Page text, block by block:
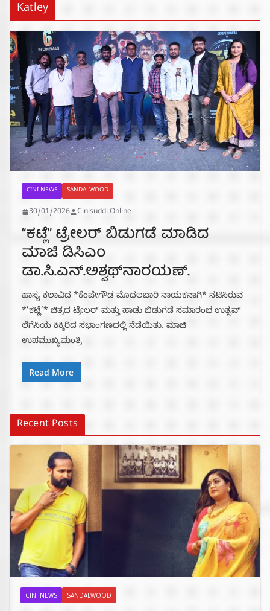
Katley
CINI NEWS SANDALWOOD
30/01/2026 Cinisuddi Online
“ಕಟ್ಲೆ” ಟ್ರೇಲರ್ ಬಿಡುಗಡೆ ಮಾಡಿದ
ಮಾಜಿ ಡಿಸಿಎಂ
ಡಾ.ಸಿ.ಎನ್.ಅಶ್ವಥ್‌ನಾರಯಣ್.
ಹಾಸ್ಯ ಕಲಾವಿದ *ಕೆಂಪೇಗೌಡ ಮೊದಲಬಾರಿ ನಾಯಕನಾಗಿ* ನಟಿಸಿರುವ
*’ಕಟ್ಲೆ’* ಚಿತ್ರದ ಟ್ರೇಲರ್ ಮತ್ತು ಹಾಡು ಬಿಡುಗಡೆ ಸಮಾರಂಭ ಉತ್ಸವ್
ಲೆಗೆಸಿಯ ಕಿಕ್ಕಿರಿದ ಸಭಾಂಗಣದಲ್ಲಿ ನೆಡೆಯಿತು. ಮಾಜಿ
ಉಪಮುಖ್ಯಮಂತ್ರಿ
Read More
Recent Posts
CINI NEWS SANDALWOOD